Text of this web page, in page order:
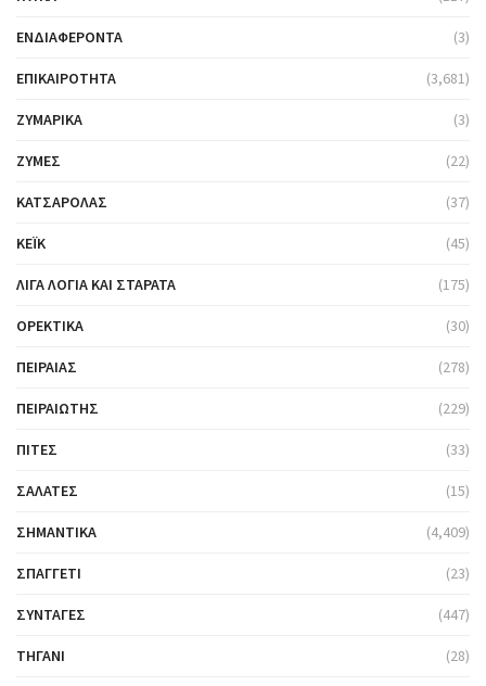
ΕΝΔΙΑΦΈΡΟΝΤΑ (3)
ΕΠΙΚΑΙΡΌΤΗΤΑ (3,681)
ΖΥΜΑΡΙΚΆ (3)
ΖΎΜΕΣ (22)
ΚΑΤΣΑΡΌΛΑΣ (37)
ΚΈΙΚ (45)
ΛΊΓΑ ΛΌΓΙΑ ΚΑΙ ΣΤΑΡΆΤΑ (175)
ΟΡΕΚΤΙΚΆ (30)
ΠΕΙΡΑΙΆΣ (278)
ΠΕΙΡΑΙΏΤΗΣ (229)
ΠΊΤΕΣ (33)
ΣΑΛΆΤΕΣ (15)
ΣΗΜΑΝΤΙΚΆ (4,409)
ΣΠΑΓΓΈΤΙ (23)
ΣΥΝΤΑΓΈΣ (447)
ΤΗΓΆΝΙ (28)